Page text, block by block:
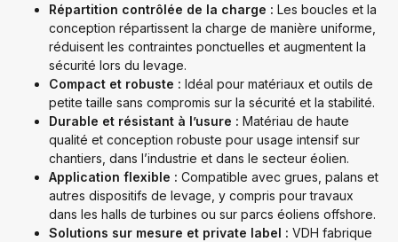
Répartition contrôlée de la charge : Les boucles et la
conception répartissent la charge de manière uniforme,
réduisent les contraintes ponctuelles et augmentent la
sécurité lors du levage.
Compact et robuste : Idéal pour matériaux et outils de
petite taille sans compromis sur la sécurité et la stabilité.
Durable et résistant à l’usure : Matériau de haute
qualité et conception robuste pour usage intensif sur
chantiers, dans l’industrie et dans le secteur éolien.
Application flexible : Compatible avec grues, palans et
autres dispositifs de levage, y compris pour travaux
dans les halls de turbines ou sur parcs éoliens offshore.
Solutions sur mesure et private label : VDH fabrique